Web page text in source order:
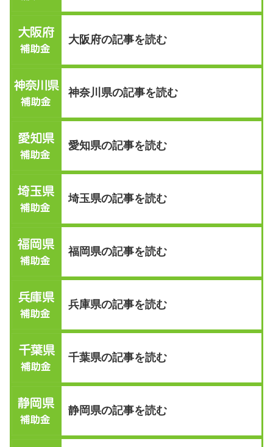
大阪府の記事を読む
神奈川県の記事を読む
愛知県の記事を読む
埼玉県の記事を読む
福岡県の記事を読む
兵庫県の記事を読む
千葉県の記事を読む
静岡県の記事を読む